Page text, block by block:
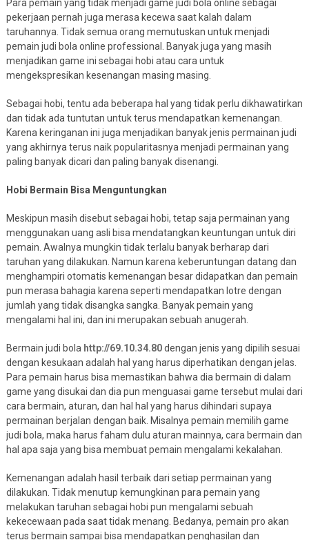
Para pemain yang tidak menjadi game judi bola online sebagai
pekerjaan pernah juga merasa kecewa saat kalah dalam
taruhannya. Tidak semua orang memutuskan untuk menjadi
pemain judi bola online professional. Banyak juga yang masih
menjadikan game ini sebagai hobi atau cara untuk
mengekspresikan kesenangan masing masing.
Sebagai hobi, tentu ada beberapa hal yang tidak perlu dikhawatirkan
dan tidak ada tuntutan untuk terus mendapatkan kemenangan.
Karena keringanan ini juga menjadikan banyak jenis permainan judi
yang akhirnya terus naik popularitasnya menjadi permainan yang
paling banyak dicari dan paling banyak disenangi.
Hobi Bermain Bisa Menguntungkan
Meskipun masih disebut sebagai hobi, tetap saja permainan yang
menggunakan uang asli bisa mendatangkan keuntungan untuk diri
pemain. Awalnya mungkin tidak terlalu banyak berharap dari
taruhan yang dilakukan. Namun karena keberuntungan datang dan
menghampiri otomatis kemenangan besar didapatkan dan pemain
pun merasa bahagia karena seperti mendapatkan lotre dengan
jumlah yang tidak disangka sangka. Banyak pemain yang
mengalami hal ini, dan ini merupakan sebuah anugerah.
Bermain judi bola http://69.10.34.80dengan jenis yang dipilih sesuai
dengan kesukaan adalah hal yang harus diperhatikan dengan jelas.
Para pemain harus bisa memastikan bahwa dia bermain di dalam
game yang disukai dan dia pun menguasai game tersebut mulai dari
cara bermain, aturan, dan hal hal yang harus dihindari supaya
permainan berjalan dengan baik. Misalnya pemain memilih game
judi bola, maka harus faham dulu aturan mainnya, cara bermain dan
hal apa saja yang bisa membuat pemain mengalami kekalahan.
Kemenangan adalah hasil terbaik dari setiap permainan yang
dilakukan. Tidak menutup kemungkinan para pemain yang
melakukan taruhan sebagai hobi pun mengalami sebuah
kekecewaan pada saat tidak menang. Bedanya, pemain pro akan
terus bermain sampai bisa mendapatkan penghasilan dan